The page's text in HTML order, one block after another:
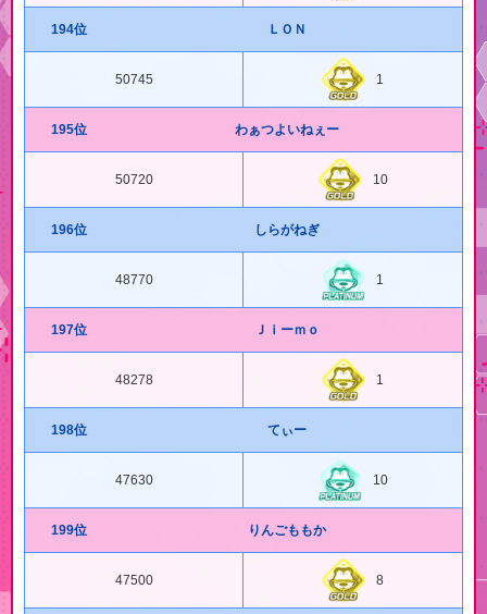
194位 ＬＯＮ
50745 1
195位 わぁつよいねぇー
50720 10
196位 しらがねぎ
48770 1
197位 Ｊｉーｍｏ
48278 1
198位 てぃー
47630 10
199位 りんごももか
47500 8